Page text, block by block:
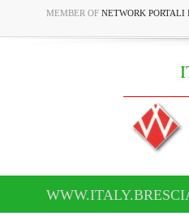
MEMBER OF NETWORK PORTALI